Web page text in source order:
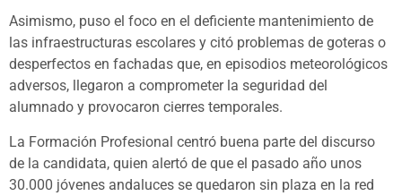
Asimismo, puso el foco en el deficiente mantenimiento de
las infraestructuras escolares y citó problemas de goteras o
desperfectos en fachadas que, en episodios meteorológicos
adversos, llegaron a comprometer la seguridad del
alumnado y provocaron cierres temporales.
La Formación Profesional centró buena parte del discurso
de la candidata, quien alertó de que el pasado año unos
30.000 jóvenes andaluces se quedaron sin plaza en la red